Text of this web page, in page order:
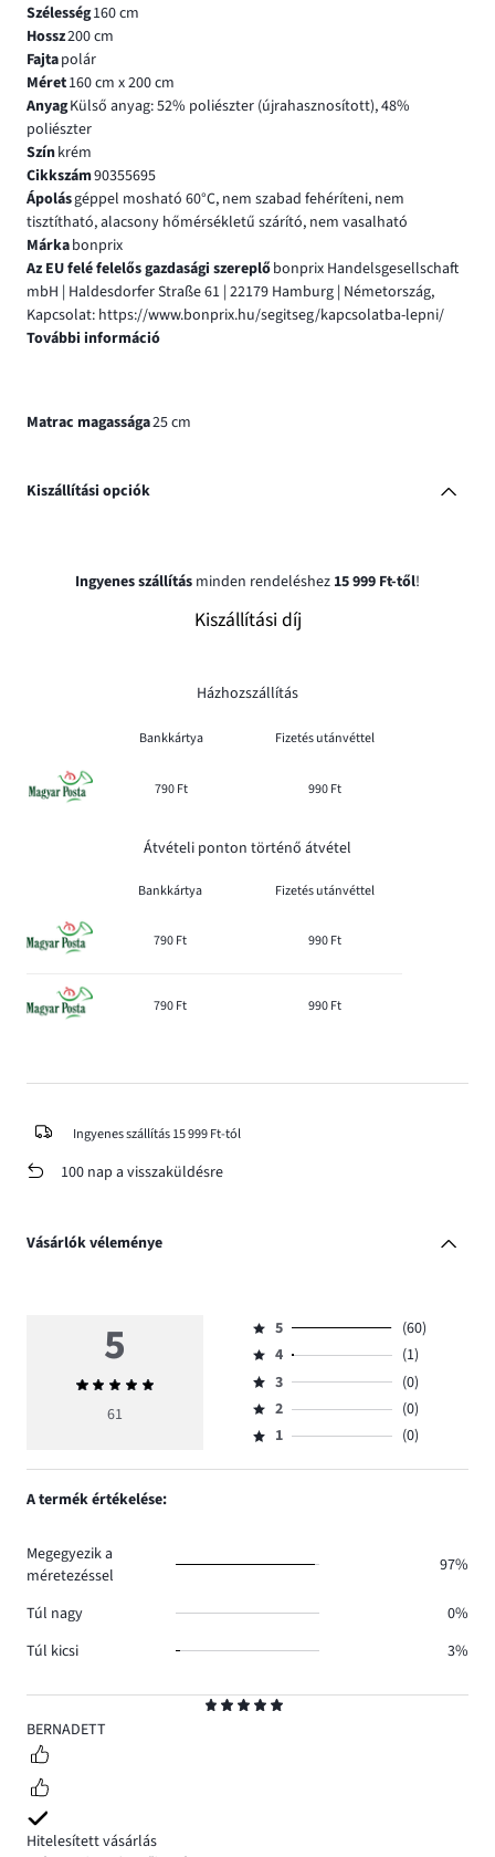
Szélesség160 cm
Hossz200 cm
Fajtapolár
Méret160 cm x 200 cm
AnyagKülső anyag: 52% poliészter (újrahasznosított), 48%
poliészter
Színkrém
Cikkszám90355695
Ápolásgéppel mosható 60°C, nem szabad fehéríteni, nem
tisztítható, alacsony hőmérsékletű szárító, nem vasalható
Márkabonprix
Az EU felé felelős gazdasági szereplőbonprix Handelsgesellschaft
mbH | Haldesdorfer Straße 61 | 22179 Hamburg | Németország,
Kapcsolat: https://www.bonprix.hu/segitseg/kapcsolatba-lepni/
További információ
Matrac magassága25 cm
Kiszállítási opciók
Ingyenes szállítás minden rendeléshez 15 999 Ft-től!
Kiszállítási díj
Házhozszállítás
Bankkártya Fizetés utánvéttel
790 Ft 990 Ft
Átvételi ponton történő átvétel
Bankkártya Fizetés utánvéttel
790 Ft 990 Ft
790 Ft 990 Ft
Ingyenes szállítás 15 999 Ft-tól
100 nap a visszaküldésre
Vásárlók véleménye
5
BERNADETT
Hitelesített vásárlás
5
Átlagos
értékelés
61
Osztályzat
5,
szavazatok
száma
60.
5
(60)
Osztályzat
4,
szavazatok
száma
4
(1)
Osztályzat
3,
szavazatok
3
(0)
Osztályzat
2,
2
(0)
Osztályzat
1,
1 (0)
A termék értékelése:
Megegyezik a
méretezéssel
97%
Túl nagy
0%
Túl kicsi
3%